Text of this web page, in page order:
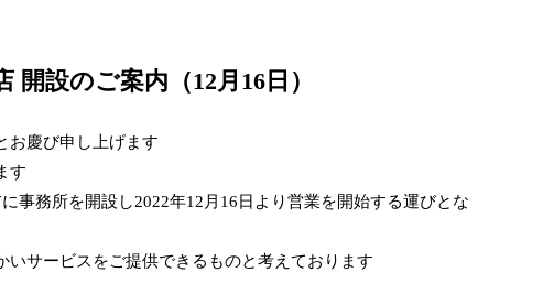
設のご案内（12月16日）
慶び申し上げます
す
事務所を開設し2022年12月16日より営業を開始する運びとな
サービスをご提供できるものと考えております